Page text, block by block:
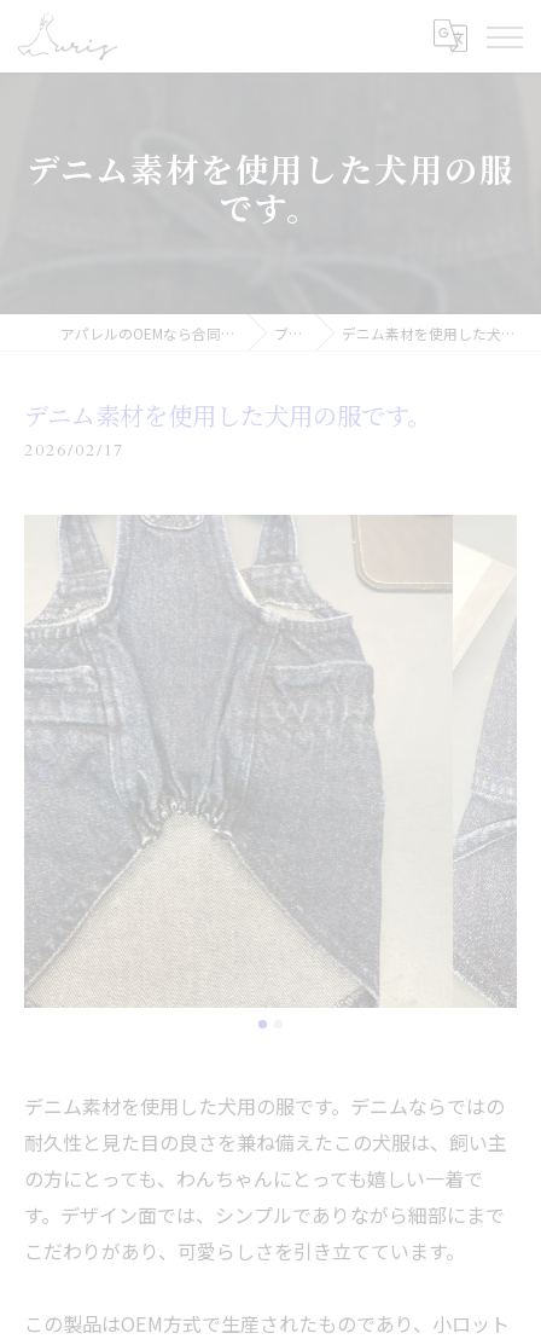
デニム素材を使用した犬用の服
です。
アパレルのOEMなら合同会社オーリス ブログ デニム素材を使用した犬用の服です。
デニム素材を使用した犬用の服です。
2026/02/17
デニム素材を使用した犬用の服です。デニムならではの
耐久性と見た目の良さを兼ね備えたこの犬服は、飼い主
の方にとっても、わんちゃんにとっても嬉しい一着で
す。デザイン面では、シンプルでありながら細部にまで
こだわりがあり、可愛らしさを引き立てています。
この製品はOEM方式で生産されたものであり、小ロット